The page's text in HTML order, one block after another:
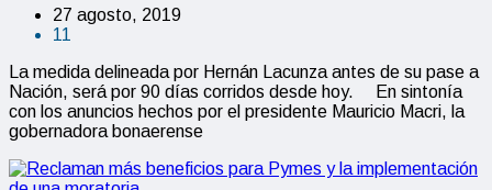
27 agosto, 2019
11
La medida delineada por Hernán Lacunza antes de su pase a
Nación, será por 90 días corridos desde hoy. En sintonía
con los anuncios hechos por el presidente Mauricio Macri, la
gobernadora bonaerense